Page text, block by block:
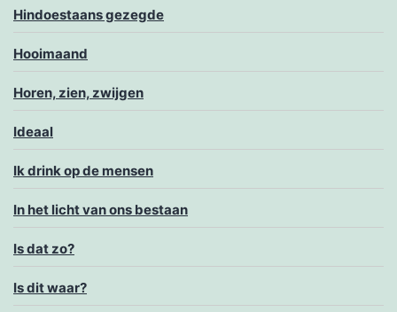
Hindoestaans gezegde
Hooimaand
Horen, zien, zwijgen
Ideaal
Ik drink op de mensen
In het licht van ons bestaan
Is dat zo?
Is dit waar?